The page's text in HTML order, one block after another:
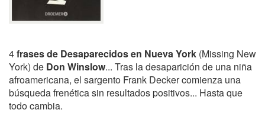
4frases de Desaparecidos en Nueva York (Missing New
York) de Don Winslow... Tras la desaparición de una niña
afroamericana, el sargento Frank Decker comienza una
búsqueda frenética sin resultados positivos... Hasta que
todo cambia.